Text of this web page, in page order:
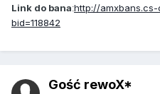
Link do bana:http://amxbans.cs-
bid=118842
Gość rewoX*